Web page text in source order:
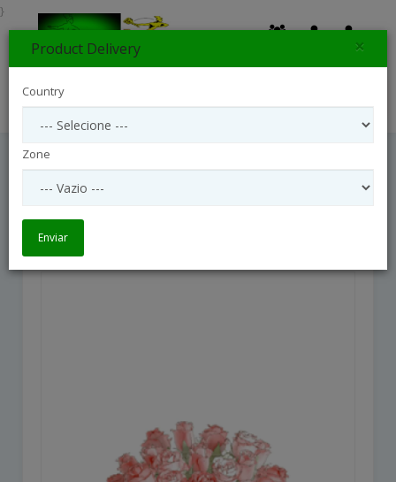
24 Roses Medium Stem
}
Product Delivery ×
Country
Zone
Enviar